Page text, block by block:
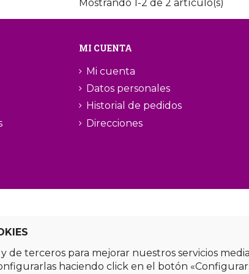
Mostrando 1-2 de 2 artículo(s)
MI CUENTA
Mi cuenta
Datos personales
Historial de pedidos
Direcciones
de terceros para mejorar nuestros servicios
haciendo click en el botón